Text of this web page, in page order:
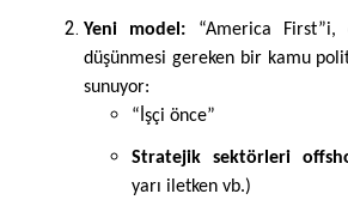
Yeni model: “America
düşünmesi gereken bir kamu
sunuyor:
“İşçi önce”
Stratejik sektörleri
yarı iletken vb.)